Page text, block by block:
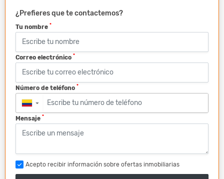
¿Prefieres que te contactemos?
Tu nombre *
Correo electrónico *
Número de teléfono *
▼
Mensaje *
Acepto recibir información sobre ofertas inmobiliarias